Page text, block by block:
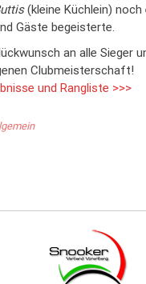
(kleine Küchlein) noch
Gäste begeisterte.
an alle Sieger
Clubmeisterschaft!
und Rangliste >>>